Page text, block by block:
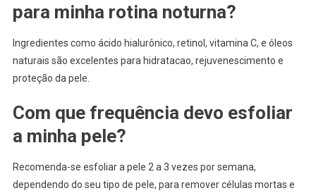
para minha rotina noturna?
Ingredientes como ácido hialurônico, retinol, vitamina C, e óleos
naturais são excelentes para hidratacao, rejuvenescimento e
proteção da pele.
Com que frequência devo esfoliar
a minha pele?
Recomenda-se esfoliar a pele 2 a 3 vezes por semana,
dependendo do seu tipo de pele, para remover células mortas e